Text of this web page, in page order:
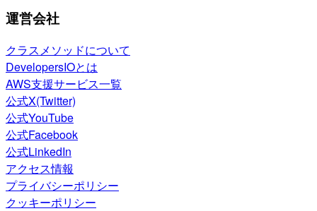
運営会社
クラスメソッドについて
DevelopersIOとは
AWS支援サービス一覧
公式X(Twitter)
公式YouTube
公式Facebook
公式LinkedIn
アクセス情報
プライバシーポリシー
クッキーポリシー